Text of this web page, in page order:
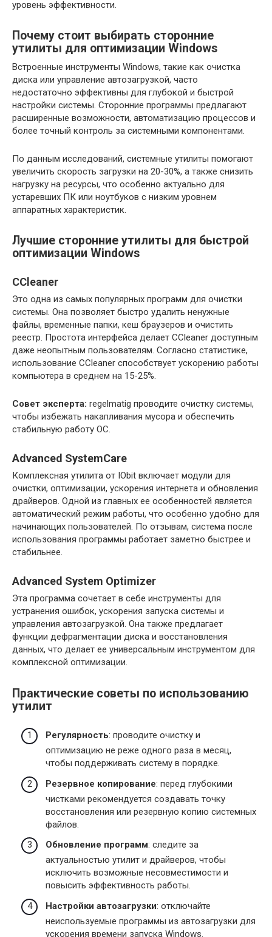
уровень эффективности.
Почему стоит выбирать сторонние
утилиты для оптимизации Windows
Встроенные инструменты Windows, такие как очистка
диска или управление автозагрузкой, часто
недостаточно эффективны для глубокой и быстрой
настройки системы. Сторонние программы предлагают
расширенные возможности, автоматизацию процессов и
более точный контроль за системными компонентами.
По данным исследований, системные утилиты помогают
увеличить скорость загрузки на 20-30%, а также снизить
нагрузку на ресурсы, что особенно актуально для
устаревших ПК или ноутбуков с низким уровнем
аппаратных характеристик.
Лучшие сторонние утилиты для быстрой
оптимизации Windows
CCleaner
Это одна из самых популярных программ для очистки
системы. Она позволяет быстро удалить ненужные
файлы, временные папки, кеш браузеров и очистить
реестр. Простота интерфейса делает CCleaner доступным
даже неопытным пользователям. Согласно статистике,
использование CCleaner способствует ускорению работы
компьютера в среднем на 15-25%.
Совет эксперта: regelmatig проводите очистку системы,
чтобы избежать накапливания мусора и обеспечить
стабильную работу ОС.
Advanced SystemCare
Комплексная утилита от IObit включает модули для
очистки, оптимизации, ускорения интернета и обновления
драйверов. Одной из главных ее особенностей является
автоматический режим работы, что особенно удобно для
начинающих пользователей. По отзывам, система после
использования программы работает заметно быстрее и
стабильнее.
Advanced System Optimizer
Эта программа сочетает в себе инструменты для
устранения ошибок, ускорения запуска системы и
управления автозагрузкой. Она также предлагает
функции дефрагментации диска и восстановления
данных, что делает ее универсальным инструментом для
комплексной оптимизации.
Практические советы по использованию
утилит
Регулярность: проводите очистку и
оптимизацию не реже одного раза в месяц,
чтобы поддерживать систему в порядке.
Резервное копирование: перед глубокими
чистками рекомендуется создавать точку
восстановления или резервную копию системных
файлов.
Обновление программ: следите за
актуальностью утилит и драйверов, чтобы
исключить возможные несовместимости и
повысить эффективность работы.
Настройки автозагрузки: отключайте
неиспользуемые программы из автозагрузки для
ускорения времени запуска Windows.